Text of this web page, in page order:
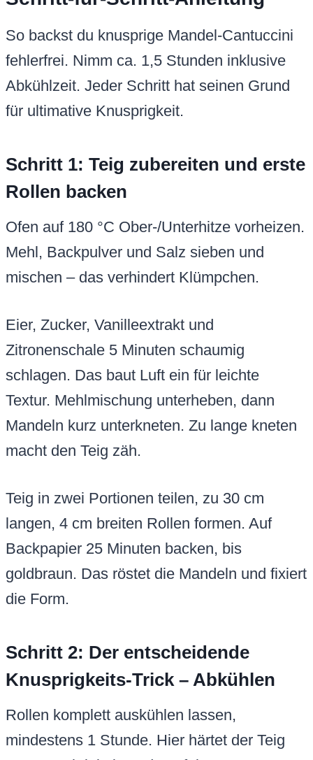
So backst du knusprige Mandel-Cantuccini
fehlerfrei. Nimm ca. 1,5 Stunden inklusive
Abkühlzeit. Jeder Schritt hat seinen Grund
für ultimative Knusprigkeit.
Schritt 1: Teig zubereiten und erste
Rollen backen
Ofen auf 180 °C Ober-/Unterhitze vorheizen.
Mehl, Backpulver und Salz sieben und
mischen – das verhindert Klümpchen.
Eier, Zucker, Vanilleextrakt und
Zitronenschale 5 Minuten schaumig
schlagen. Das baut Luft ein für leichte
Textur. Mehlmischung unterheben, dann
Mandeln kurz unterkneten. Zu lange kneten
macht den Teig zäh.
Teig in zwei Portionen teilen, zu 30 cm
langen, 4 cm breiten Rollen formen. Auf
Backpapier 25 Minuten backen, bis
goldbraun. Das röstet die Mandeln und fixiert
die Form.
Schritt 2: Der entscheidende
Knusprigkeits-Trick – Abkühlen
Rollen komplett auskühlen lassen,
mindestens 1 Stunde. Hier härtet der Teig